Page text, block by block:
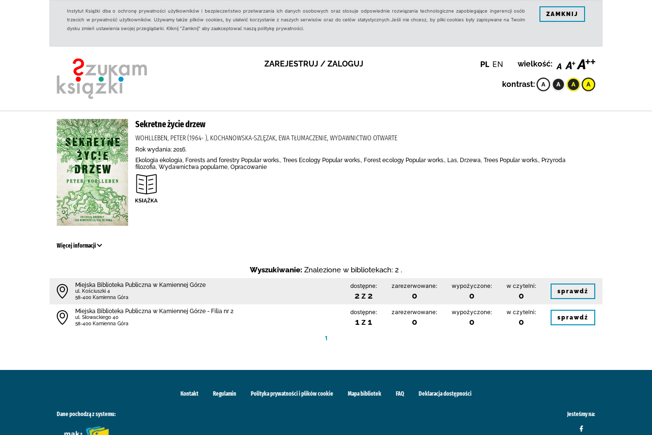
Instytut Książki dba o ochronę prywatności użytkowników i bezpieczeństwo przetwarzania ich danych osobowych oraz stosuje odpowiednie rozwiązania technologiczne zapobiegające ingerencji osób
trzecich w prywatność użytkowników. Używamy także plików cookies, by ułatwić korzystanie z naszych serwisów oraz do celów statystycznych.Jeśli nie chcesz, by pliki cookies były zapisywane na Twoim
dysku zmień ustawienia swojej przeglądarki. Kliknij "Zamknij" aby zaakceptować naszą politykę prywatności.
ZAMKNIJ
ZAREJESTRUJ / ZALOGUJ PL EN wielkość:
kontrast:
Sekretne życie drzew
WOHLLEBEN, PETER (1964- ), KOCHANOWSKA-SZLĘZAK, EWA TŁUMACZENIE, WYDAWNICTWO OTWARTE
Rok wydania: 2016.
Ekologia ekologia, Forests and forestry Popular works., Trees Ecology Popular works., Forest ecology Popular works., Las, Drzewa, Trees Popular works., Przyroda
filozofia, Wydawnictwa popularne, Opracowanie
Więcej informacji
Wyszukiwanie: Znalezione w bibliotekach: 2 .
Miejska Biblioteka Publiczna w Kamiennej Górze
ul. Kościuszki 4
58-400 Kamienna Góra
dostępne:
2 z 2
zarezerwowane:
0
wypożyczone:
0
w czytelni:
0 sprawdź
Miejska Biblioteka Publiczna w Kamiennej Górze - Filia nr 2
ul. Słowackiego 40
58-400 Kamienna Góra
dostępne:
1 z 1
zarezerwowane:
0
wypożyczone:
0
w czytelni:
0 sprawdź
1
Kontakt Regulamin Polityka prywatności i plików cookie Mapa bibliotek FAQ Deklaracja dostępności
Dane pochodzą z systemu: Jesteśmy na: